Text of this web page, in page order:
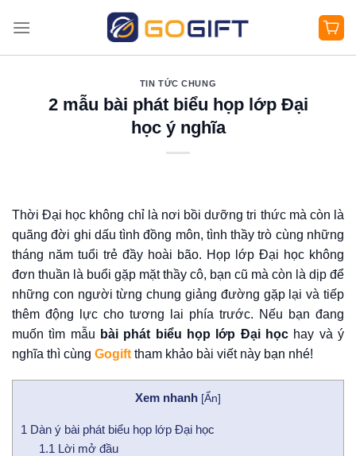
qua
TIN TỨC CHUNG
2 mẫu bài phát biểu họp lớp Đại
học ý nghĩa
Thời Đại học không chỉ là nơi bồi dưỡng tri thức mà còn là
quãng đời ghi dấu tình đồng môn, tình thầy trò cùng những
tháng năm tuổi trẻ đầy hoài bão. Họp lớp Đại học không
đơn thuần là buổi gặp mặt thầy cô, bạn cũ mà còn là dịp để
những con người từng chung giảng đường gặp lại và tiếp
thêm động lực cho tương lai phía trước. Nếu bạn đang
muốn tìm mẫu bài phát biểu họp lớp Đại học hay và ý
nghĩa thì cùng Gogift tham khảo bài viết này bạn nhé!
Xem nhanh [Ẩn]
1 Dàn ý bài phát biểu họp lớp Đại học
1.1 Lời mở đầu